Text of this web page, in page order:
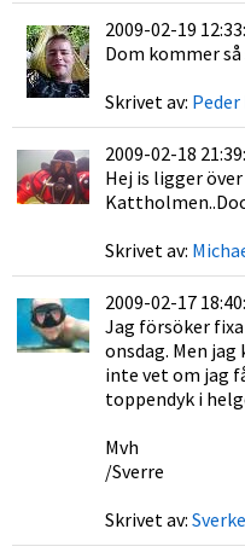
2009-02-19
Dom kommer
Skrivet av:
2009-02-18
Hej is ligger
Skrivet av:
2009-02-17
Jag försöker
onsdag. Men
inte vet om jag
toppendyk i
Mvh
/Sverre
Skrivet av: